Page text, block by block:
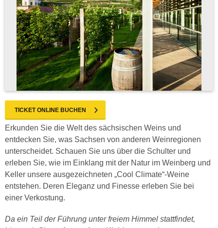
TICKET ONLINE BUCHEN
Erkunden Sie die Welt des sächsischen Weins und
entdecken Sie, was Sachsen von anderen Weinregionen
unterscheidet. Schauen Sie uns über die Schulter und
erleben Sie, wie im Einklang mit der Natur im Weinberg und
Keller unsere ausgezeichneten „Cool Climate“-Weine
entstehen. Deren Eleganz und Finesse erleben Sie bei
einer Verkostung.
Da ein Teil der Führung unter freiem Himmel stattfindet,